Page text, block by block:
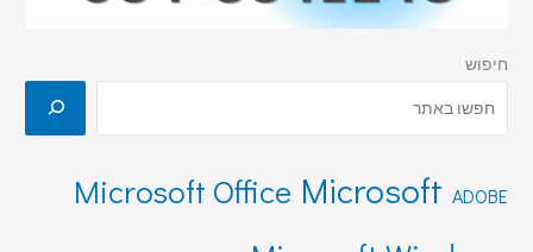
חיפוש
ADOBE
Microsoft
Microsoft Office